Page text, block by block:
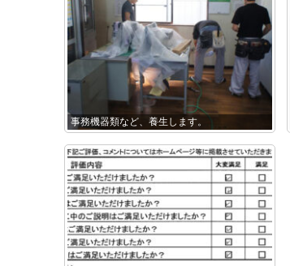
事務機器類など、養生します。